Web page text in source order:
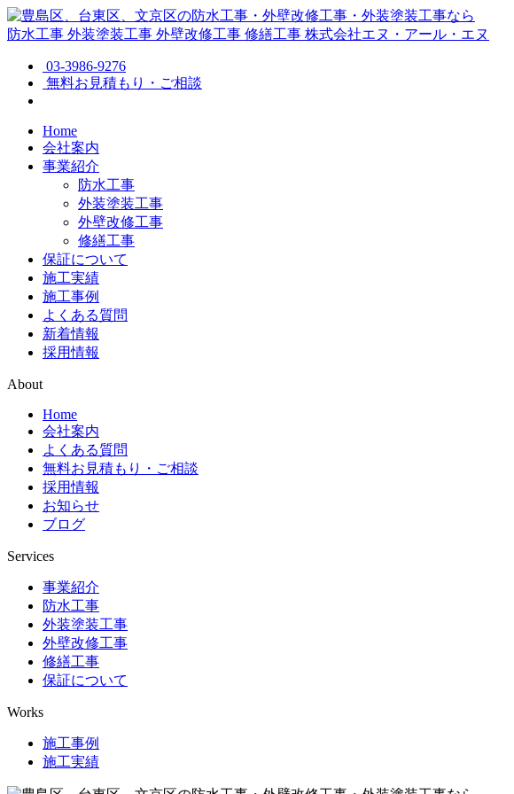
防水工事 外装塗装工事 外壁改修工事 修繕工事 株式会社エヌ・アール・エヌ
03-3986-9276
無料お見積もり・ご相談
Home
会社案内
事業紹介
防水工事
外装塗装工事
外壁改修工事
修繕工事
保証について
施工実績
施工事例
よくある質問
新着情報
採用情報
About
Home
会社案内
よくある質問
無料お見積もり・ご相談
採用情報
お知らせ
ブログ
Services
事業紹介
防水工事
外装塗装工事
外壁改修工事
修繕工事
保証について
Works
施工事例
施工実績